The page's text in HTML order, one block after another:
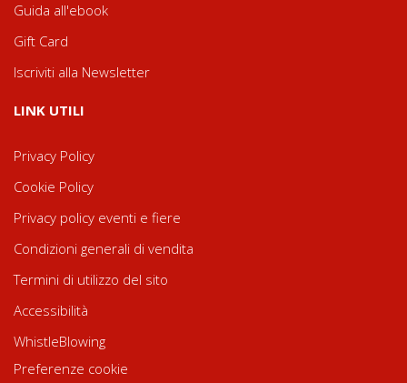
Guida all'ebook
Gift Card
Iscriviti alla Newsletter
LINK UTILI
Privacy Policy
Cookie Policy
Privacy policy eventi e fiere
Condizioni generali di vendita
Termini di utilizzo del sito
Accessibilità
WhistleBlowing
Preferenze cookie